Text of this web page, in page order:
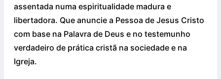
assentada numa espiritualidade madura e
libertadora. Que anuncie a Pessoa de Jesus Cristo
com base na Palavra de Deus e no testemunho
verdadeiro de prática cristã na sociedade e na
Igreja.